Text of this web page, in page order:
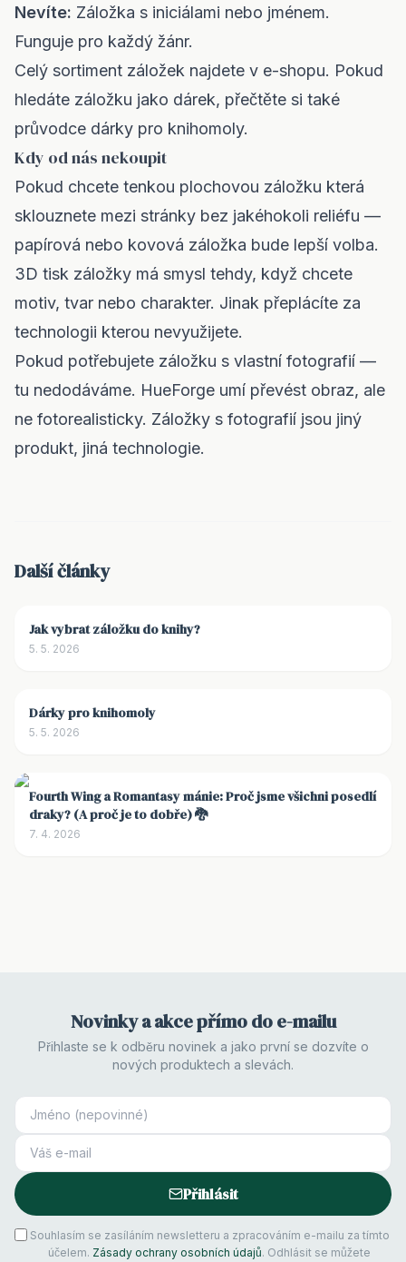
Nevíte: Záložka s iniciálami nebo jménem.
Funguje pro každý žánr.
Celý sortiment záložek najdete v e-shopu. Pokud
hledáte záložku jako dárek, přečtěte si také
průvodce dárky pro knihomoly.
Kdy od nás nekoupit
Pokud chcete tenkou plochovou záložku která
sklouznete mezi stránky bez jakéhokoli reliéfu —
papírová nebo kovová záložka bude lepší volba.
3D tisk záložky má smysl tehdy, když chcete
motiv, tvar nebo charakter. Jinak přeplácíte za
technologii kterou nevyužijete.
Pokud potřebujete záložku s vlastní fotografií —
tu nedodáváme. HueForge umí převést obraz, ale
ne fotorealisticky. Záložky s fotografií jsou jiný
produkt, jiná technologie.
Další články
Jak vybrat záložku do knihy?
5. 5. 2026
Dárky pro knihomoly
5. 5. 2026
Fourth Wing a Romantasy mánie: Proč jsme všichni posedlí
draky? (A proč je to dobře) 🐉
7. 4. 2026
Novinky a akce přímo do e-mailu
Přihlaste se k odběru novinek a jako první se dozvíte o
nových produktech a slevách.
Přihlásit
Souhlasím se zasíláním newsletteru a zpracováním e-mailu za tímto
účelem. Zásady ochrany osobních údajů. Odhlásit se můžete